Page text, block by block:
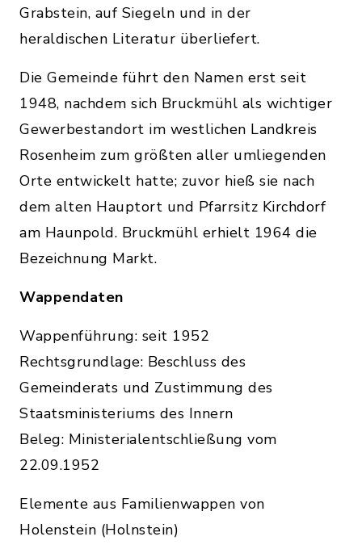
Grabstein, auf Siegeln und in der
heraldischen Literatur überliefert.
Die Gemeinde führt den Namen erst seit
1948, nachdem sich Bruckmühl als wichtiger
Gewerbestandort im westlichen Landkreis
Rosenheim zum größten aller umliegenden
Orte entwickelt hatte; zuvor hieß sie nach
dem alten Hauptort und Pfarrsitz Kirchdorf
am Haunpold. Bruckmühl erhielt 1964 die
Bezeichnung Markt.
Wappendaten
Wappenführung: seit 1952
Rechtsgrundlage: Beschluss des
Gemeinderats und Zustimmung des
Staatsministeriums des Innern
Beleg: Ministerialentschließung vom
22.09.1952
Elemente aus Familienwappen von
Holenstein (Holnstein)